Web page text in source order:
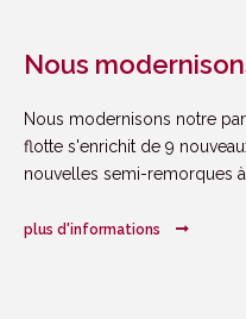
Nous
Nous modernisons notre
flotte s'enrichit de 9
nouvelles semi-remorques
plus d'informations